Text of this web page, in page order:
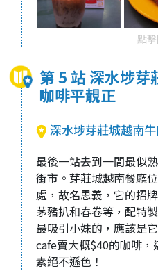
點
第 5 站 深水埗芽
咖啡平靚正
深水埗芽莊城越南
最後一站去到一間最似
街市。芽莊城越南餐廳
處，故名思義，它的招
茅豬扒和春卷等，配特
最吸引小妹的，應該是
cafe賣大概$40的咖啡
素絕不遜色！